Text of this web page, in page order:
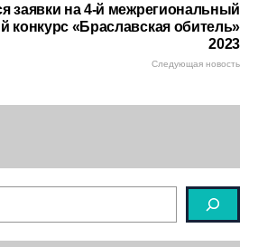
заявки на 4-й межрегиональный
конкурс «Браславская обитель»
2023
Следующая новость